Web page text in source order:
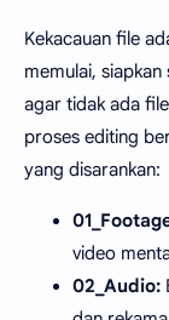
Kekacauan file
memulai,
agar tidak ada
proses editing
yang disarankan:
video
02_Audio: